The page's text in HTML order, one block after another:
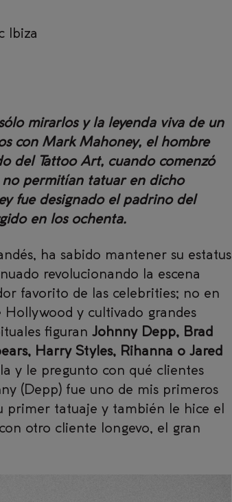
Ibiza
mirarlos y la leyenda viva de un
con Mark Mahoney, el hombre
del Tattoo Art, cuando comenzó
no permitían tatuar en dicho
fue designado el padrino del
en los ochenta.
ha sabido mantener su estatus
revolucionando la escena
favorito de las celebrities; no en
y cultivado grandes
figuran Johnny Depp, Brad
Harry Styles, Rihanna o Jared
y le pregunto con qué clientes
(Depp) fue uno de mis primeros
primer tatuaje y también le hice el
otro cliente longevo, el gran